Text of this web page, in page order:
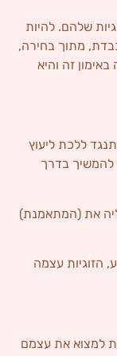
שלהם. להיות
מתוך בחירה,
זה והיא
ללכת ליעוץ
להמשיך בדרך
את (המתאמנת)
הזוגיות עצמה
למצוא את עצמם